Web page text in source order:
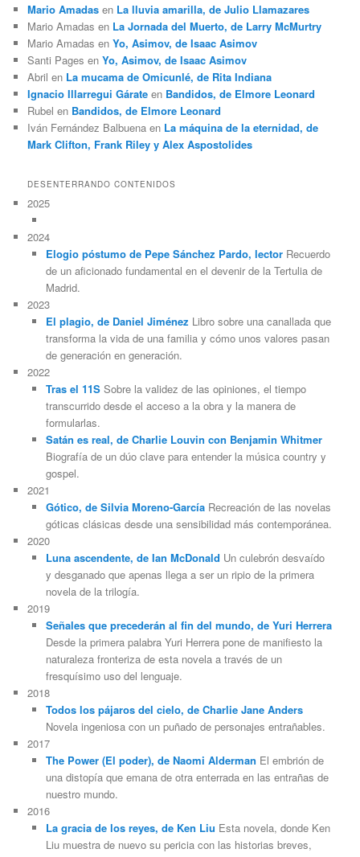
Mario Amadas en La lluvia amarilla, de Julio Llamazares
Mario Amadas en La Jornada del Muerto, de Larry McMurtry
Mario Amadas enYo, Asimov, de Isaac Asimov
Santi Pages enYo, Asimov, de Isaac Asimov
Abril en La mucama de Omicunlé, de Rita Indiana
Ignacio Illarregui Gárate en Bandidos, de Elmore Leonard
Rubel en Bandidos, de Elmore Leonard
Iván Fernández Balbuena en La máquina de la eternidad, de
Mark Clifton, Frank Riley y Alex Aspostolides
DESENTERRANDO CONTENIDOS
2025
2024
Elogio póstumo de Pepe Sánchez Pardo, lectorRecuerdo
de un aficionado fundamental en el devenir de la Tertulia de
Madrid.
2023
El plagio, de Daniel Jiménez Libro sobre una canallada que
transforma la vida de una familia y cómo unos valores pasan
de generación en generación.
2022
Tras el 11SSobre la validez de las opiniones, el tiempo
transcurrido desde el acceso a la obra y la manera de
formularlas.
Satán es real, de Charlie Louvin con Benjamin Whitmer
Biografía de un dúo clave para entender la música country y
gospel.
2021
Gótico, de Silvia Moreno-GarcíaRecreación de las novelas
góticas clásicas desde una sensibilidad más contemporánea.
2020
Luna ascendente, de Ian McDonald Un culebrón desvaído
y desganado que apenas llega a ser un ripio de la primera
novela de la trilogía.
2019
Señales que precederán al fin del mundo, de Yuri Herrera
Desde la primera palabra Yuri Herrera pone de manifiesto la
naturaleza fronteriza de esta novela a través de un
fresquísimo uso del lenguaje.
2018
Todos los pájaros del cielo, de Charlie Jane Anders
Novela ingeniosa con un puñado de personajes entrañables.
2017
The Power (El poder), de Naomi Alderman El embrión de
una distopía que emana de otra enterrada en las entrañas de
nuestro mundo.
2016
La gracia de los reyes, de Ken Liu Esta novela, donde Ken
Liu muestra de nuevo su pericia con las historias breves,